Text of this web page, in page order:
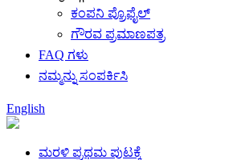
ಕಂಪನಿ ಪ್ರೊಫೈಲ್
ಗೌರವ ಪ್ರಮಾಣಪತ್ರ
FAQ ಗಳು
ನಮ್ಮನ್ನು ಸಂಪರ್ಕಿಸಿ
English
ಮರಳಿ ಪ್ರಥಮ ಪುಟಕ್ಕೆ